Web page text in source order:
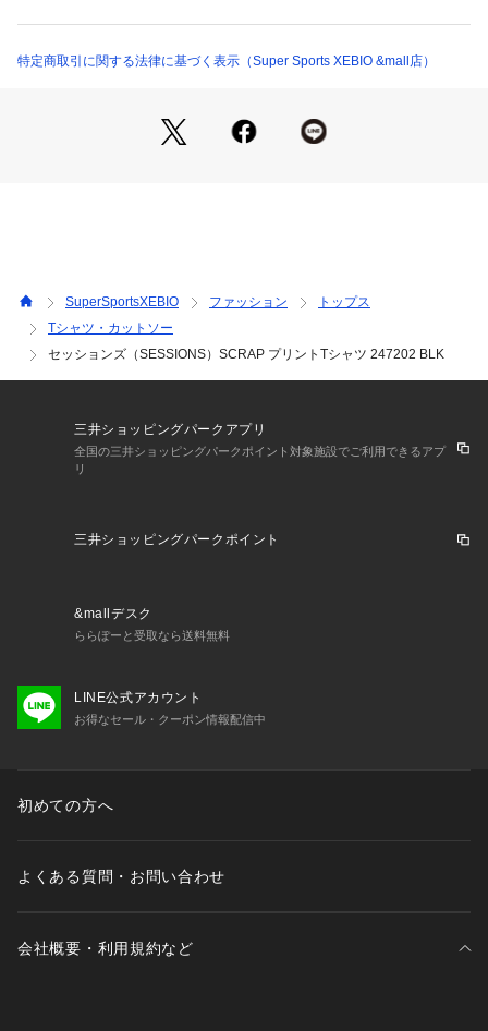
●LLサイズ詳細:【着丈】72.5cm 【肩幅】61.5cm 【身幅】61
【商品の購入にあたっての注意事項】
※一部商品において弊社カラー表記がメーカーカラー表記と異
なる場合がございます。
※ブラウザやお使いのモニター環境により、掲載画像と実際の
商品の色味が若干異なる場合があります。
予告なく変更することがあります。あらかじめご了承くださ
い。セッションズ SESSIONS スーパースポーツゼビオ ゼビオ
Super Sports XEBIO アクションウエア Tシャツ Men's Mens
半袖 ブランド ゼビオ24stp 父の日 プレゼント
特定商取引に関する法律に基づく表示（Super Sports XEBIO &mall店）
SuperSportsXEBIO ファッション
トップス
Tシャツ・カットソー
セッションズ（SESSIONS）SCRAP プリントTシャツ 247202 BLK
三井ショッピングパークアプリ
全国の三井ショッピングパークポイント対象施設でご利用できるアプ
リ
三井ショッピングパークポイント
&mallデスク
ららぽーと受取なら送料無料
LINE公式アカウント
お得なセール・クーポン情報配信中
初めての方へ
よくある質問・お問い合わせ
会社概要・利用規約など